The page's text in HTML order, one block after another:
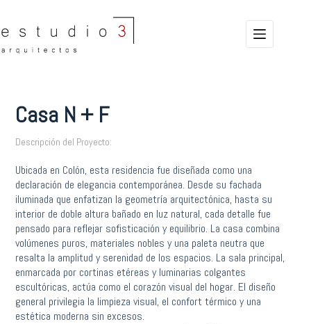
contenido
Casa N + F
Descripción del Proyecto:
Ubicada en Colón, esta residencia fue diseñada como una
declaración de elegancia contemporánea. Desde su fachada
iluminada que enfatizan la geometría arquitectónica, hasta su
interior de doble altura bañado en luz natural, cada detalle fue
pensado para reflejar sofisticación y equilibrio. La casa combina
volúmenes puros, materiales nobles y una paleta neutra que
resalta la amplitud y serenidad de los espacios. La sala principal,
enmarcada por cortinas etéreas y luminarias colgantes
escultóricas, actúa como el corazón visual del hogar. El diseño
general privilegia la limpieza visual, el confort térmico y una
estética moderna sin excesos.